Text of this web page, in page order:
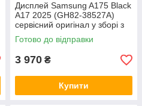
Дисплей Samsung A175 Black
A17 2025 (GH82-38527A)
сервісний оригінал у зборі з
рамкою
Готово до відправки
3 970 ₴
Купити